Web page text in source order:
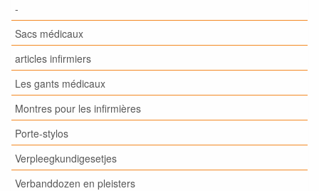
-
Sacs médicaux
articles infirmiers
Les gants médicaux
Montres pour les infirmières
Porte-stylos
Verpleegkundigesetjes
Verbanddozen en pleisters